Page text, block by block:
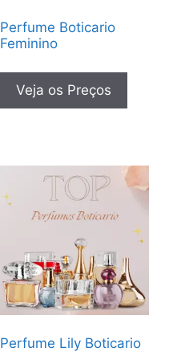
Perfume Boticario
Feminino
Veja os Preços
Perfume Lily Boticario